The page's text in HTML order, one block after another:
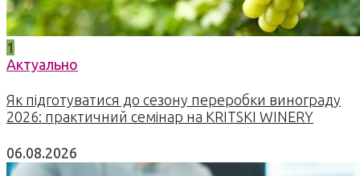
1
Актуально
Як підготуватися до сезону переробки винограду
2026: практичний семінар на KRITSKI WINERY
06.08.2026